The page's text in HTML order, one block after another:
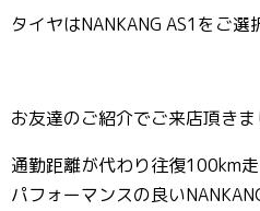
タイヤはNANKANG AS1をご選
お友達のご紹介でご来店頂きま
通勤距離が代わり往復100km
パフォーマンスの良い